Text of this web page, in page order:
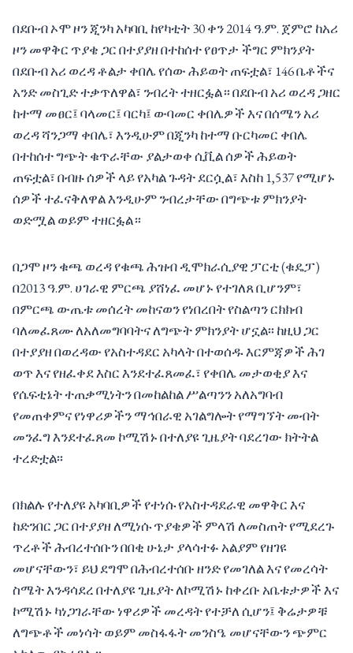
በደቡብ ኦሞ ዞን ጂንካ አካባቢ ከየካቲት 30 ቀን 2014 ዓ.ም. ጀምሮ ከአሪ
ዞን መዋቅር ጥያቄ ጋር በተያያዘ በተከሰተ የፀጥታ ችግር ምክንያት
በደቡብ አሪ ወረዳ ቶልታ ቀበሌ የሰው ሕይወት ጠፍቷል፣ 146 ቤቶችና
አንድ መስጊድ ተቃጥለዋል፣ ንብረት ተዘርፏል። በደቡብ አሪ ወረዳ ጋዘር
ከተማ መፀር፤ ባላመር፤ ባርካ፤ ውባመር ቀበሌዎች እና በሰሜን አሪ
ወረዳ ሻንጋማ ቀበሌ፣ እንዲሁም በጂንካ ከተማ ቡርካመር ቀበሌ
በተከሰተ ግጭት ቁጥራቸው ያልታወቀ ሲቪል ሰዎች ሕይወት
ጠፍቷል፣ በብዙ ሰዎች ላይ የአካል ጉዳት ደርሷል፣ እስከ 1,537 የሚሆኑ
ሰዎች ተፈናቅለዋል እንዲሁም ንብረታቸው በግጭቱ ምክንያት
ወድሟል ወይም ተዘርፏል።
በጋሞ ዞን ቁጫ ወረዳ የቁጫ ሕዝብ ዲሞክራሲያዊ ፓርቲ (ቁዴፓ)
በ2013 ዓ.ም. ሀገራዊ ምርጫ ያሸነፈ መሆኑ የተገለጸ ቢሆንም፣
በምርጫ ውጤቱ መሰረት መከናወን የነበረበት የስልጣን ርክክብ
ባለመፈጸሙ ለአለመግባባትና ለግጭት ምክንያት ሆኗል፡፡ ከዚህ ጋር
በተያያዘ በወረዳው የአስተዳደር አካላት በተወሰዱ እርምጃዎች ሕገ
ወጥ እና የዘፈቀደ እስር እንደተፈጸመፈ፣ የቀበሌ መታወቂያ እና
የሴፍቲኔት ተጠቃሚነትን በመከልከል ሥልጣንን አለአግባብ
የመጠቀምና የነዋሪዎችን ማኅበራዊ አገልግሎት የማግኘት መብት
መንፈግ እንደተፈጸመ ኮሚሽኑ በተለያዩ ጊዜያት ባደረገው ክትትል
ተረድቷል፡፡
በክልሉ የተለያዩ አካባቢዎች የተነሱ የአስተዳደራዊ መዋቅር እና
ከድንበር ጋር በተያያዘ ለሚነሱ ጥያቄዎች ምላሽ ለመስጠት የሚደረጉ
ጥረቶች ሕብረተሰቡን በበቂ ሁኔታ ያላሳተፉ አልያም የዘገዩ
መሆናቸውን፣ ይህ ደግሞ በሕብረተሰቡ ዘንድ የመገለል እና የመረሳት
ስሜት እንዳሳደረ በተለያዩ ጊዜያት ለኮሚሽኑ ከቀረቡ አቤቱታዎች እና
ኮሚሽኑ ካነጋገራቸው ነዋሪዎች መረዳት የተቻለ ሲሆን፤ ቅሬታዎቹ
ለግጭቶች መነሳት ወይም መስፋፋት መንስዔ መሆናቸውን ጭምር